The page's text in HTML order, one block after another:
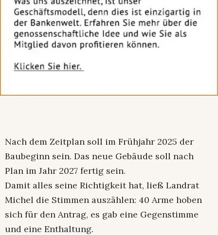
Nach dem Zeitplan soll im Frühjahr 2025 der
Baubeginn sein. Das neue Gebäude soll nach
Plan im Jahr 2027 fertig sein.
Damit alles seine Richtigkeit hat, ließ Landrat
Michel die Stimmen auszählen: 40 Arme hoben
sich für den Antrag, es gab eine Gegenstimme
und eine Enthaltung.